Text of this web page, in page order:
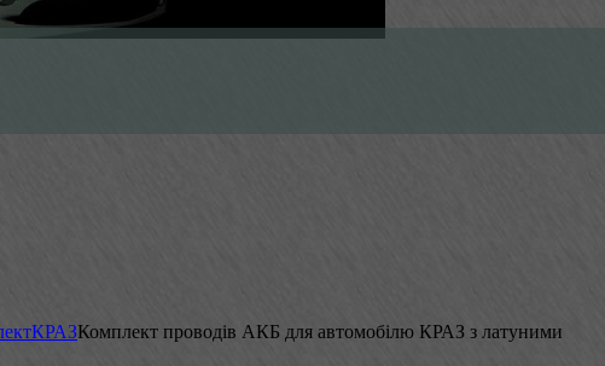
КРАЗКомплект проводів АКБ для автомобілю КРАЗ з латуними